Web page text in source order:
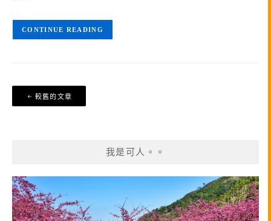
CONTINUE READING
文
章
較舊的文章
我是可人。。